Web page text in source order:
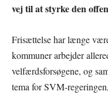
vej til at styrke den
Frisættelse har længe
kommuner arbejder
velfærdsforsøgene, og
tema for SVM-